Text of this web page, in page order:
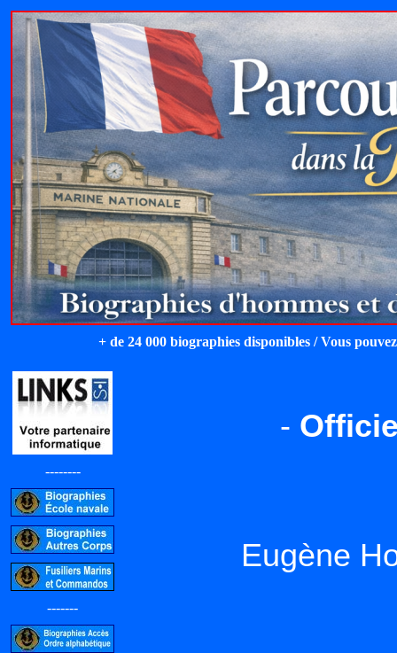
+ de 24 000 biographies disponibles / Vous
--------
-------
-
Eugène